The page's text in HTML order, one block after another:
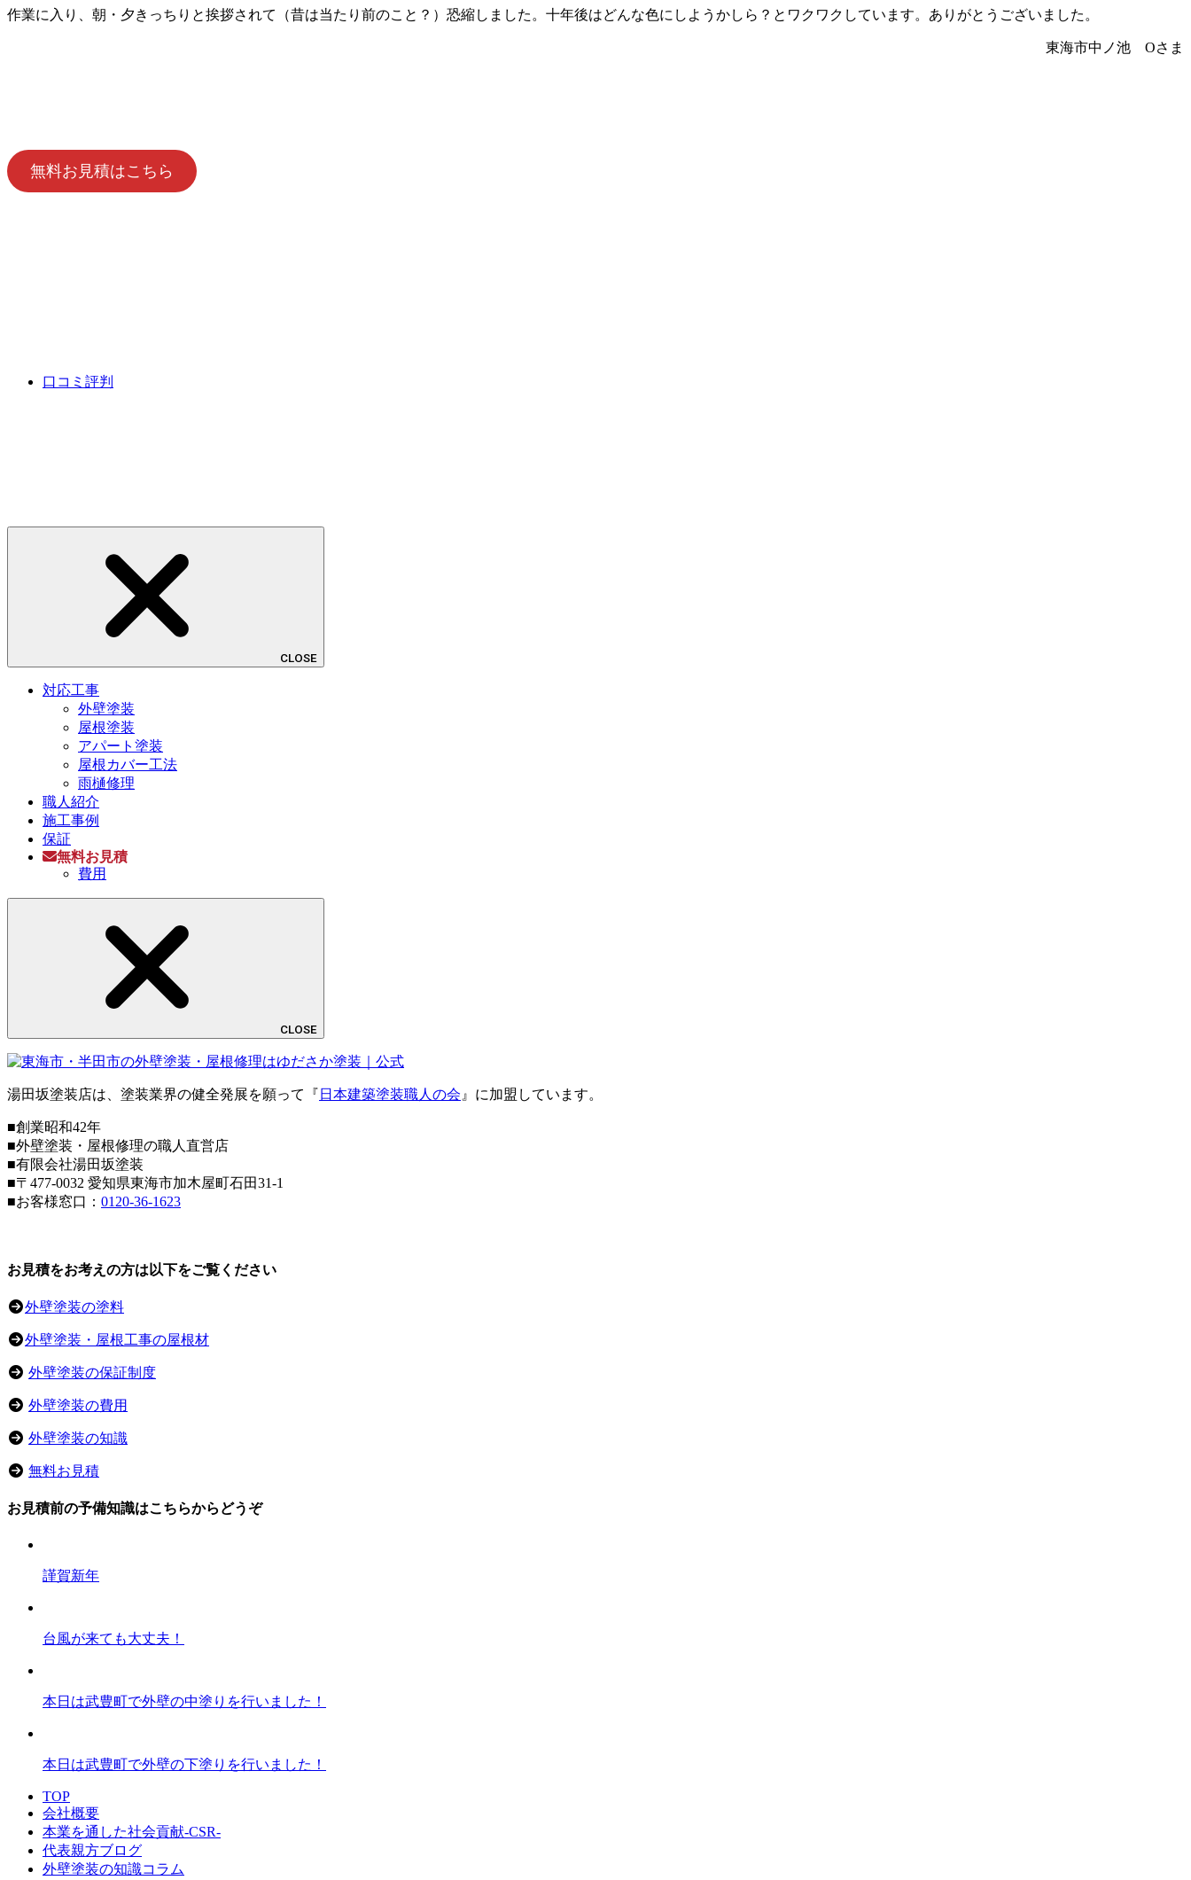
作業に入り、朝・夕きっちりと挨拶されて（昔は当たり前のこと？）恐縮しました。十年後はどんな色にしようかしら？とワクワクしています。ありがとうございました。
東海市中ノ池 Oさま
無料お見積はこちら
口コミ評判
CLOSE
対応工事
外壁塗装
屋根塗装
アパート塗装
屋根カバー工法
雨樋修理
職人紹介
施工事例
保証
無料お見積
費用
CLOSE
湯田坂塗装店は、塗装業界の健全発展を願って『 日本建築塗装職人の会』に加盟しています。
■創業昭和42年
■外壁塗装・屋根修理の職人直営店
■有限会社湯田坂塗装
■〒 477-0032 愛知県東海市加木屋町石田31-1
■お客様窓口： 0120-36-1623
お見積をお考えの方は以下をご覧ください
外壁塗装の塗料
外壁塗装・屋根工事の屋根材
外壁塗装の保証制度
外壁塗装の費用
外壁塗装の知識
無料お見積
お見積前の予備知識はこちらからどうぞ
謹賀新年
台風が来ても大丈夫！
本日は武豊町で外壁の中塗りを行いました！
本日は武豊町で外壁の下塗りを行いました！
TOP
会社概要
本業を通した社会貢献-CSR-
代表親方ブログ
外壁塗装の知識コラム